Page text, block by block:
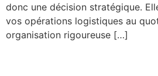
donc une décision stratégique.
vos opérations logistiques au
organisation rigoureuse […]